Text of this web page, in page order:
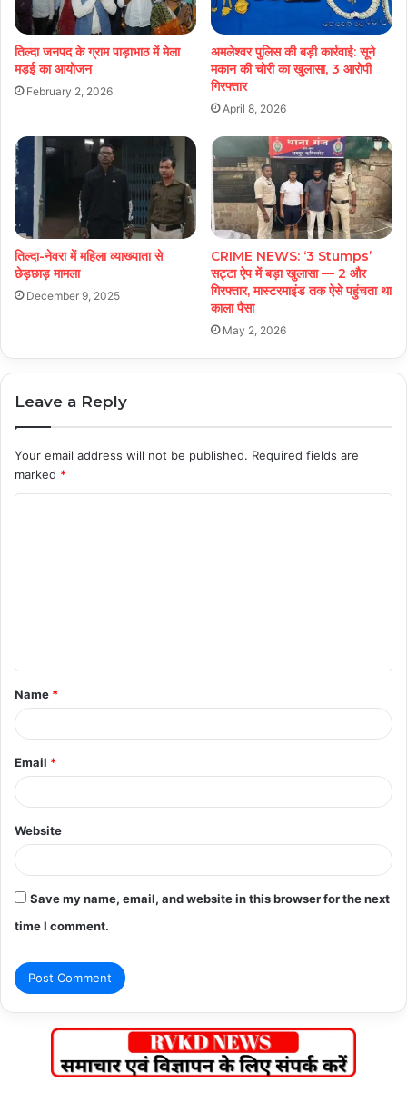
तिल्दा जनपद के ग्राम पाड़ाभाठ में मेला
मड़ई का आयोजन
February 2, 2026
अमलेश्वर पुलिस की बड़ी कार्रवाई: सूने
मकान की चोरी का खुलासा, 3 आरोपी
गिरफ्तार
April 8, 2026
तिल्दा-नेवरा में महिला व्याख्याता से
छेड़छाड़ मामला
December 9, 2025
CRIME NEWS: ‘3 Stumps’
सट्टा ऐप में बड़ा खुलासा — 2 और
गिरफ्तार, मास्टरमाइंड तक ऐसे पहुंचता था
काला पैसा
May 2, 2026
Leave a Reply
Your email address will not be published. Required fields are
marked *
t
*
Name *
Email *
Website
Save my name, email, and website in this browser for the next
time I comment.